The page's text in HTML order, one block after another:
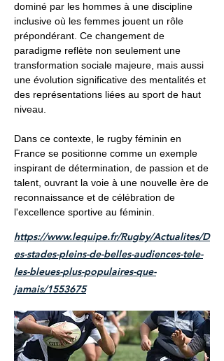
dominé par les hommes à une discipline
inclusive où les femmes jouent un rôle
prépondérant. Ce changement de
paradigme reflète non seulement une
transformation sociale majeure, mais aussi
une évolution significative des mentalités et
des représentations liées au sport de haut
niveau.
Dans ce contexte, le rugby féminin en
France se positionne comme un exemple
inspirant de détermination, de passion et de
talent, ouvrant la voie à une nouvelle ère de
reconnaissance et de célébration de
l'excellence sportive au féminin.
https://www.lequipe.fr/Rugby/Actualites/D
es-stades-pleins-de-belles-audiences-tele-
les-bleues-plus-populaires-que-
jamais/1553675